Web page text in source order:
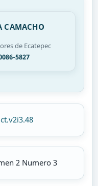
CAMACHO
de Ecatepec
5827
2 Numero 3